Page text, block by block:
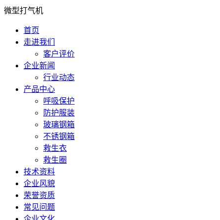
微型打气机
首页
走进我们
客户评价
企业新闻
行业动态
产品中心
呼吸保护
防护服装
玻璃钢箱
不锈钢箱
救生衣
救生圈
技术资料
企业风貌
荣誉资质
常见问题